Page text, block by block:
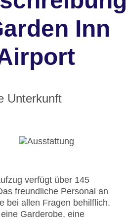
Inn
Unterkunft
verfügt über 145
freundliche Personal an
bei allen Fragen behilflich.
Garderobe, eine